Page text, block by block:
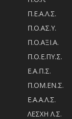
Π.Ε.Α.Λ.Σ.
Π.Ο.ΑΣ.Υ.
Π.Ο.ΑΞΙ.Α.
Π.Ο.Ε.ΠΥ.Σ.
Ε.Α.Π.Σ.
Π.ΟM.EN.Σ.
Ε.Α.Α.Λ.Σ.
ΛΕΣΧΗ Λ.Σ.